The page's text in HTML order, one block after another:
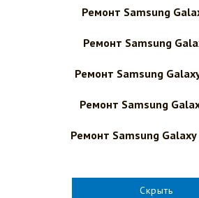
Ремонт Samsung
Ремонт Samsung
Ремонт Samsung
Ремонт Samsung
Ремонт Samsung Galaxy
Скрыть